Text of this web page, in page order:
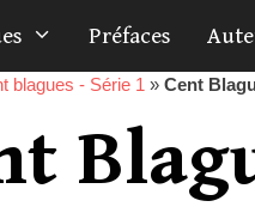
Préfaces
blagues - Série 1 » Cent